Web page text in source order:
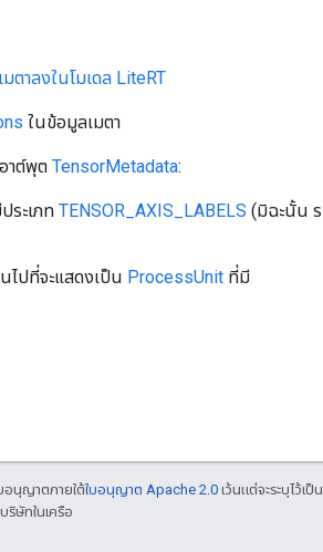
ตาลงในโมเดล LiteRT
ในข้อมูลเมตา
าต์พุต TensorMetadata:
ระเภท TENSOR_AXIS_LABELS (มิฉะนั้น ร
ไปที่จะแสดงเป็น ProcessUnit ที่มี
อนุญาตภายใต้ใบอนุญาต Apache 2.0 เว้นแต่จะระบุไว้เ
ริษัทในเครือ